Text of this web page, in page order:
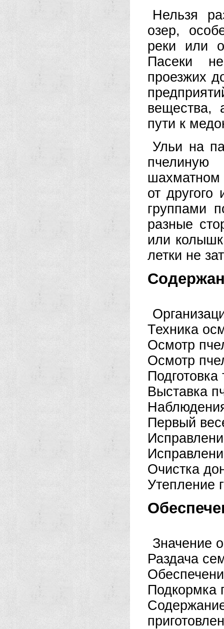
Нельзя
озер,
реки или
Пасеки
проезжих
вещества,
пути к
Ульи на
шахматном
от
группами
разные
или
летки не
Техника
Осмотр
Осмотр
Подготовка
Выставка
Первый
Очистка
Утепление
Значение
Раздача
Подкормка